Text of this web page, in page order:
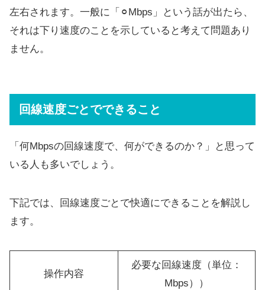
左右されます。一般に「⚪︎Mbps」という話が出たら、
それは下り速度のことを示していると考えて問題あり
ません。
回線速度ごとでできること
「何Mbpsの回線速度で、何ができるのか？」と思って
いる人も多いでしょう。
下記では、回線速度ごとで快適にできることを解説し
ます。
操作内容
必要な回線速度（単位：
Mbps））